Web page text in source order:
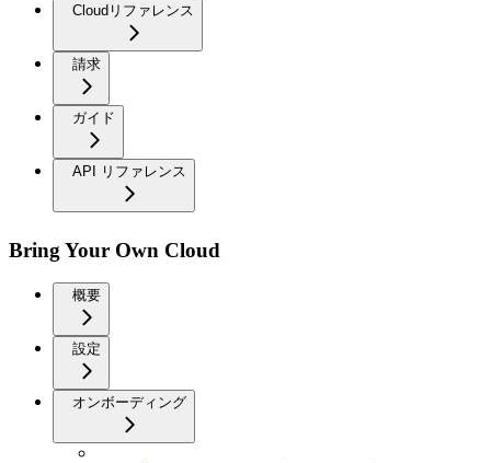
Cloudリファレンス
請求
ガイド
API リファレンス
Bring Your Own Cloud
概要
設定
オンボーディング